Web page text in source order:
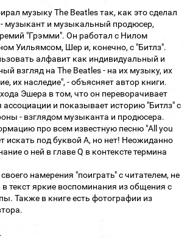
музыку The Beatles так, как это сделал
музыкант и музыкальный продюсер,
"Грэмми". Он работал с Нилом
Уильямсом, Шер и, конечно, с "Битлз".
алфавит как индивидуальный и
взгляд на The Beatles - на их музыку, их
их наследие", - объясняет автор книги.
Эшера в том, что он переворачивает
и показывает историю "Битлз" с
- взглядом музыканта и продюсера.
про всем известную песню "All you
искать под буквой A, но нет! Неожиданно
о ней в главе Q в контексте термина
намерения "поиграть" с читателем, не
текст яркие воспоминания из общения с
Также в книге есть фотографии из